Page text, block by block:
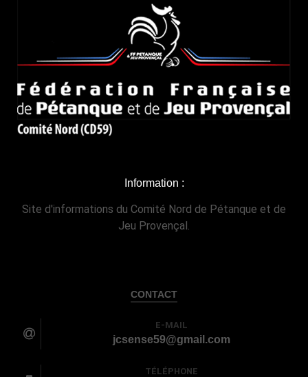
Information :
Site d'informations du Comité Nord de Pétanque et de
Jeu Provençal.
CONTACT
E-MAIL
jcsense59@gmail.com
TÉLÉPHONE